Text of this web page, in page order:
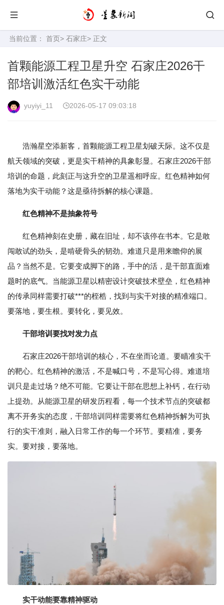
当前位置： 首页> 石家庄> 正文
首颗能源工程卫星升空 石家庄2026干
部培训激活红色实干动能
yuyiyi_11 2026-05-17 09:03:18
浩瀚星空添新客，首颗能源工程卫星划破天际。这不仅是
航天领域的突破，更是实干精神的具象彰显。石家庄2026干部
培训的命题，此刻正与这升空的卫星遥相呼应。红色精神如何
落地为实干动能？这是亟待拆解的核心课题。
红色精神不是抽象符号
红色精神刻在史册，藏在旧址，却不该停在书本。它是敢
闯敢试的劲头，是啃硬骨头的韧劲。难道只是用来瞻仰的展
品？当然不是。它要变成脚下的路，手中的活，是干部直面难
题时的底气。当能源卫星以精密设计突破技术壁垒，红色精神
的传承同样需要打破***的桎梏，找到与实干对接的精准端口。
要落地，要生根。要转化，要见效。
干部培训要找对发力点
石家庄2026干部培训的核心，不在坐而论道。要瞄准实干
的靶心。红色精神的激活，不是喊口号，不是写心得。难道培
训只是走过场？绝不可能。它要让干部在思想上补钙，在行动
上提劲。从能源卫星的研发历程看，每一个技术节点的突破都
离不开务实的态度，干部培训同样需要将红色精神拆解为可执
行的实干准则，融入日常工作的每一个环节。要精准，要务
实。要对接，要落地。
实干动能要靠精神驱动